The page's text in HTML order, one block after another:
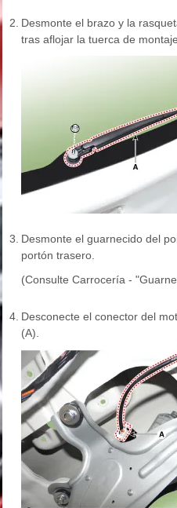
2. Desmonte el brazo y la
tras aflojar la tuerca de montaje.
3. Desmonte el guarnecido del
portón trasero.
(Consulte Carrocería -
4. Desconecte el conector del
(A).